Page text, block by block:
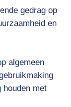
gedrag op
en
algemeen
houden met